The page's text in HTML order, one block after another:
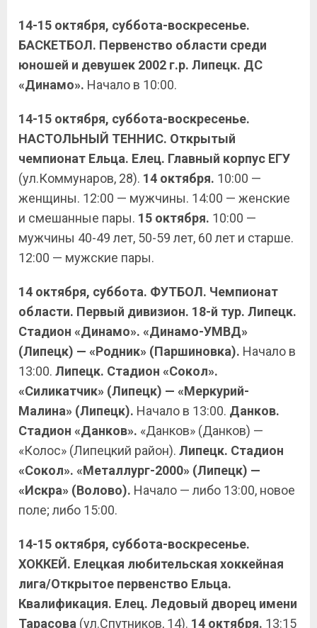
14-15 октября, суббота-воскресенье.
БАСКЕТБОЛ. Первенство области среди
юношей и девушек 2002 г.р. Липецк. ДС
«Динамо». Начало в 10:00.
14-15 октября, суббота-воскресенье.
НАСТОЛЬНЫЙ ТЕННИС. Открытый
чемпионат Ельца. Елец. Главный корпус ЕГУ
(ул.Коммунаров, 28). 14 октября. 10:00 —
женщины. 12:00 — мужчины. 14:00 — женские
и смешанные пары. 15 октября. 10:00 —
мужчины 40-49 лет, 50-59 лет, 60 лет и старше.
12:00 — мужские пары.
14 октября, суббота. ФУТБОЛ. Чемпионат
области. Первый дивизион. 18-й тур. Липецк.
Стадион «Динамо». «Динамо-УМВД»
(Липецк) — «Родник» (Паршиновка). Начало в
13:00. Липецк. Стадион «Сокол».
«Силикатчик» (Липецк) — «Меркурий-
Малина» (Липецк). Начало в 13:00. Данков.
Стадион «Данков». «Данков» (Данков) —
«Колос» (Липецкий район). Липецк. Стадион
«Сокол». «Металлург-2000» (Липецк) —
«Искра» (Волово). Начало — либо 13:00, новое
поле; либо 15:00.
14-15 октября, суббота-воскресенье.
ХОККЕЙ. Елецкая любительская хоккейная
лига/Открытое первенство Ельца.
Квалификация. Елец. Ледовый дворец имени
Тарасова (ул.Спутников, 14). 14 октября. 13:15